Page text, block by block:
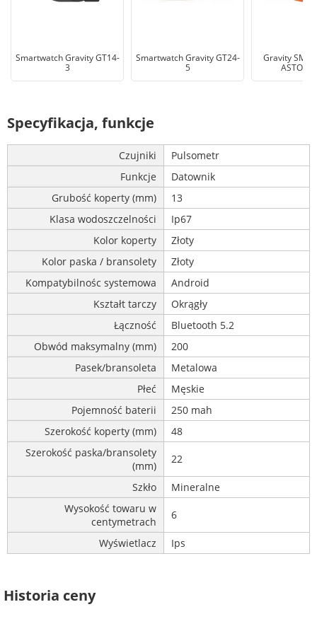
Smartwatch Gravity GT14-
3
Smartwatch Gravity GT24-
5
Gravity
ASTON
Specyfikacja, funkcje
Czujniki
Pulsometr
Funkcje
Datownik
Grubość koperty (mm)
13
Klasa wodoszczelności
Ip67
Kolor koperty
Złoty
Kolor paska / bransolety
Złoty
Kompatybilnośc systemowa
Android
Kształt tarczy
Okrągły
Łączność
Bluetooth 5.2
Obwód maksymalny (mm)
200
Pasek/bransoleta
Metalowa
Płeć
Męskie
Pojemność baterii
250 mah
Szerokość koperty (mm)
48
Szerokość paska/bransolety
(mm)
22
Szkło
Mineralne
Wysokość towaru w
centymetrach
6
Wyświetlacz Ips
Historia ceny